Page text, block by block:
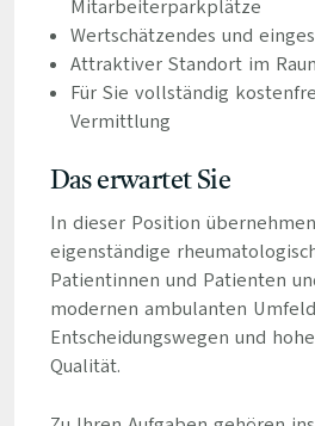
Mitarbeiterparkplätze
Wertschätzendes und
Attraktiver Standort im
Für Sie vollständig
Vermittlung
Das erwartet Sie
In dieser Position
eigenständige
Patientinnen und Patienten
modernen ambulanten
Entscheidungswegen und
Qualität.